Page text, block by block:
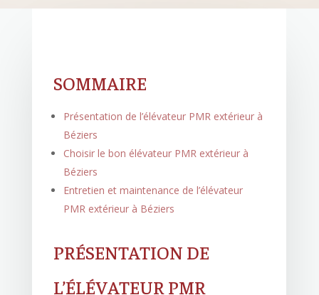
SOMMAIRE
Présentation de l’élévateur PMR extérieur à
Béziers
Choisir le bon élévateur PMR extérieur à
Béziers
Entretien et maintenance de l’élévateur
PMR extérieur à Béziers
PRÉSENTATION DE
L’ÉLÉVATEUR PMR